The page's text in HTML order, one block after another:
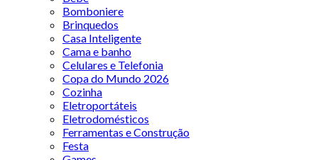
Bomboniere
Brinquedos
Casa Inteligente
Cama e banho
Celulares e Telefonia
Copa do Mundo 2026
Cozinha
Eletroportáteis
Eletrodomésticos
Ferramentas e Construção
Festa